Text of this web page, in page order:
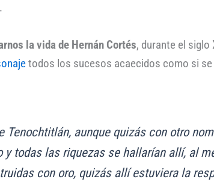
la vida de Hernán Cortés, durante el siglo
todos los sucesos acaecidos como si se
aunque quizás con otro
todas las riquezas se hallarían allí, al
con oro, quizás allí estuviera la